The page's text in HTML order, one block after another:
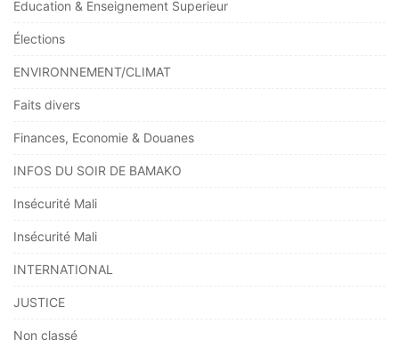
Education & Enseignement Superieur
Élections
ENVIRONNEMENT/CLIMAT
Faits divers
Finances, Economie & Douanes
INFOS DU SOIR DE BAMAKO
Insécurité Mali
Insécurité Mali
INTERNATIONAL
JUSTICE
Non classé